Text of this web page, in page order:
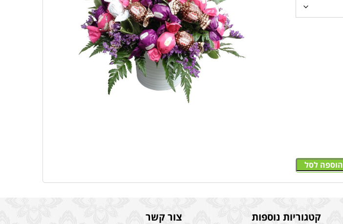
הוספה לסל
קטגוריות נוספות צור קשר